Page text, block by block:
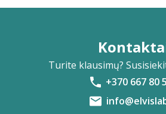
Turite klausimų?
+370 667 80